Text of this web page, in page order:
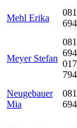
Mehl Erika
Meyer Stefan
Neugebauer
Mia